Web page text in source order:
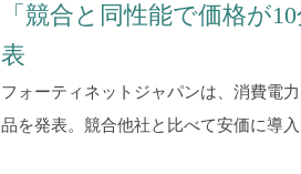
「競合と同性能で価格が
表
フォーティネットジャパンは、消費電
品を発表。競合他社と比べて安価に導